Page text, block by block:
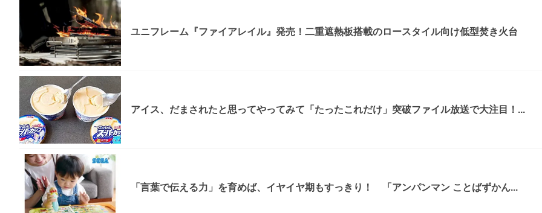
ユニフレーム『ファイアレイル』発売！二重遮熱板搭載のロースタイル向け低型焚き火台
アイス、だまされたと思ってやってみて「たったこれだけ」突破ファイル放送で大注目！...
「言葉で伝える力」を育めば、イヤイヤ期もすっきり！ 「アンパンマン ことばずかん...